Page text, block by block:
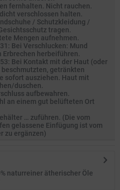
fernhalten. Nicht rauchen.
verschlossen halten.
/ Schutzkleidung /
tragen.
Mengen aufnehmen.
Bei Verschlucken: Mund
Erbrechen herbeiführen.
Bei Kontakt mit der Haut (oder
beschmutzten, getränkten
sofort ausziehen. Haut mit
duschen.
aufbewahren.
an einem gut belüfteten Ort
… zuführen. (Die vom
gelassene Einfügung ist vom
zu ergänzen)
naturreiner ätherischer Öle